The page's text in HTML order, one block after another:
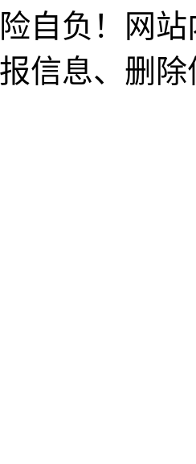
自负！网
信息、删